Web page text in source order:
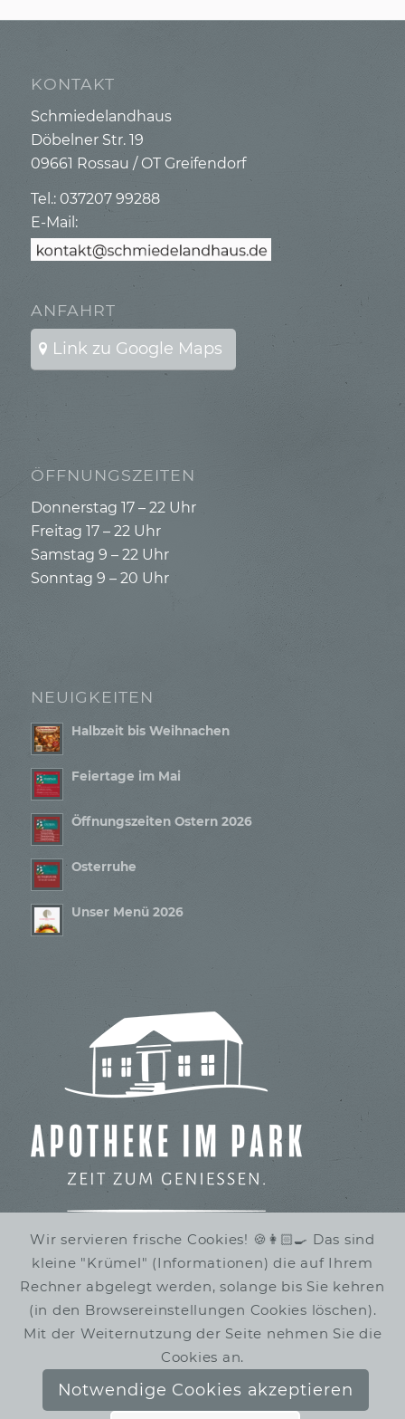
KONTAKT
Schmiedelandhaus
Döbelner Str. 19
09661 Rossau / OT Greifendorf
Tel.: 037207 99288
E-Mail:
ANFAHRT
Link zu Google Maps
ÖFFNUNGSZEITEN
Donnerstag 17 – 22 Uhr
Freitag 17 – 22 Uhr
Samstag 9 – 22 Uhr
Sonntag 9 – 20 Uhr
NEUIGKEITEN
Halbzeit bis Weihnachen
Feiertage im Mai
Öffnungszeiten Ostern 2026
Osterruhe
Unser Menü 2026
IMBISS IM STADTPARK
WINTERRUHE
Wir servieren frische Cookies! 🍪👩🏻‍🍳 Das sind
kleine "Krümel" (Informationen) die auf Ihrem
Rechner abgelegt werden, solange bis Sie kehren
(in den Browsereinstellungen Cookies löschen).
Mit der Weiternutzung der Seite nehmen Sie die
Cookies an.
Notwendige Cookies akzeptieren